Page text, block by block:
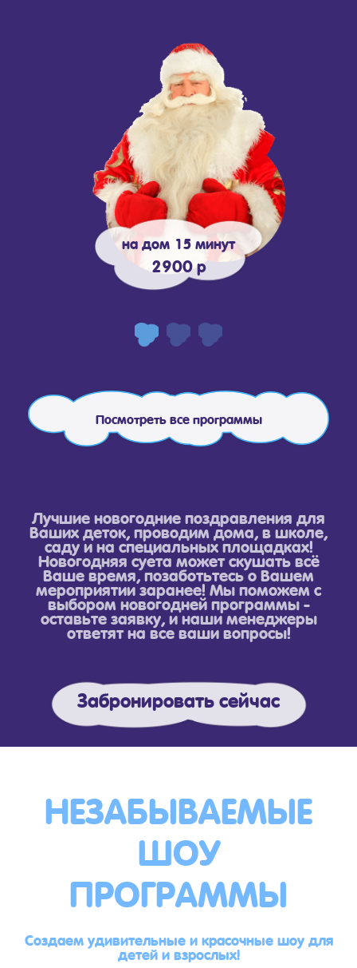
на дом 15 минут
2900 р
Посмотреть все программы
Лучшие новогодние поздравления для
Ваших деток, проводим дома, в школе,
саду и на специальных площадках!
Новогодняя суета может скушать всё
Ваше время, позаботьтесь о Вашем
мероприятии заранее! Мы поможем с
выбором новогодней программы -
оставьте заявку, и наши менеджеры
ответят на все ваши вопросы!
Забронировать сейчас
НЕЗАБЫВАЕМЫЕ
ШОУ
ПРОГРАММЫ
Создаем удивительные и красочные шоу для
детей и взрослых!